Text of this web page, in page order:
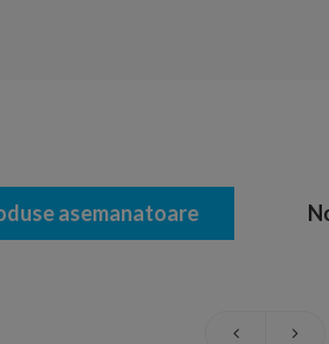
asemanatoare